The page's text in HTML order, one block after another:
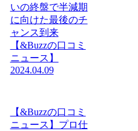
いの終盤で半減期
に向けた最後のチ
ャンス到来
【&Buzzの口コミ
ニュース】
2024.04.09
【&Buzzの口コミ
ニュース】プロ仕